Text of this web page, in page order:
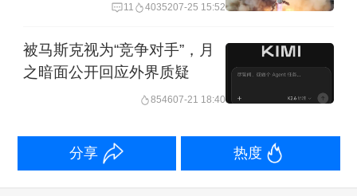
Claude Code 被设置了各种用量限制，
开发者体验大打折扣。如今，手握
Colossus 1的使用权，叠加近期达成的
其他计算协议，Anthropic的算力池大幅
11 4035207-25 15:52
被马斯克视为“竞争对手”，月
之暗面公开回应外界质疑
854607-21 18:40
分享 热度